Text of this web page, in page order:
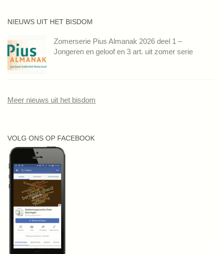
NIEUWS UIT HET BISDOM
Zomerserie Pius Almanak 2026 deel 1 –
Jongeren en geloof en 3 art. uit zomer serie
Meer nieuws uit het bisdom
VOLG ONS OP FACEBOOK